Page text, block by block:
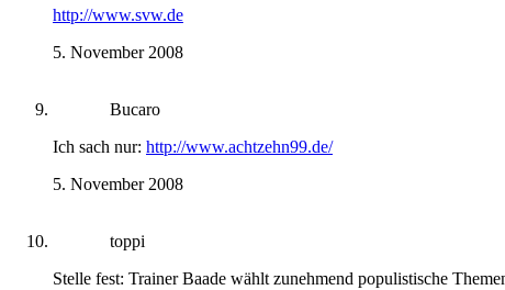
http://www.svw.de
5. November 2008
Bucaro
Ich sach nur: http://www.achtzehn99.de/
5. November 2008
toppi
Stelle fest: Trainer Baade wählt zunehmend populistische